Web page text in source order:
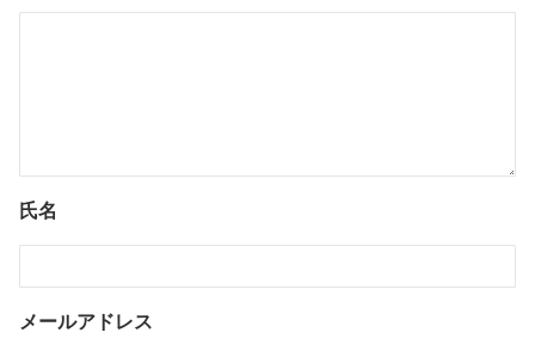
氏名
メールアドレス